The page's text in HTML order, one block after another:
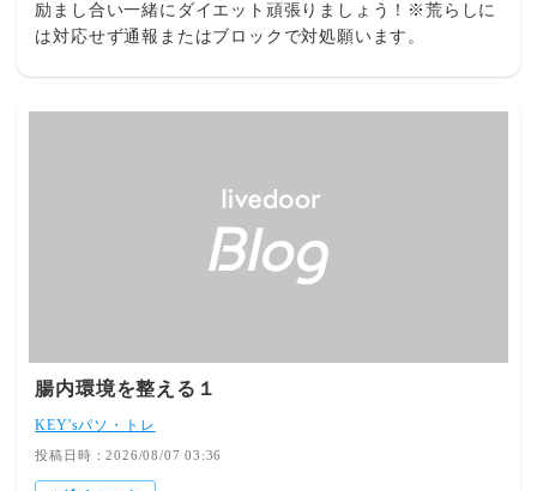
励まし合い一緒にダイエット頑張りましょう！※荒らしに
は対応せず通報またはブロックで対処願います。
腸内環境を整える１
KEY'sパソ・トレ
投稿日時：2026/08/07 03:36